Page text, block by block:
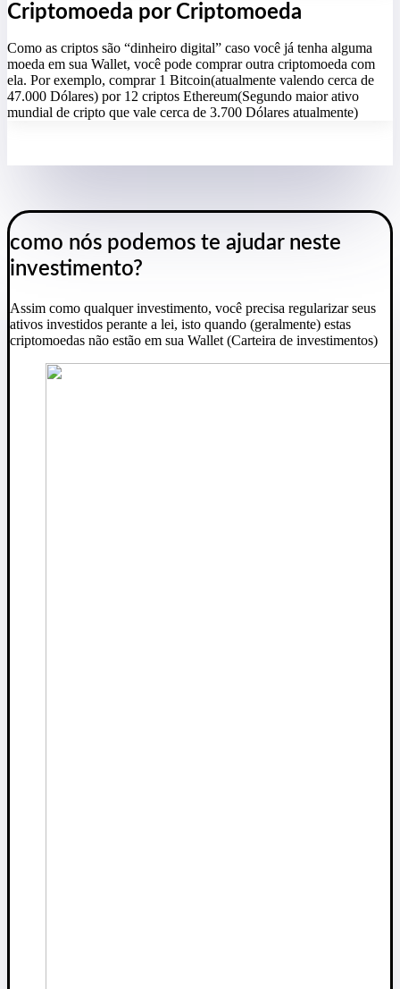
Criptomoeda por Criptomoeda
Como as criptos são “dinheiro digital” caso você já tenha alguma
moeda em sua Wallet, você pode comprar outra criptomoeda com
ela. Por exemplo, comprar 1 Bitcoin(atualmente valendo cerca de
47.000 Dólares) por 12 criptos Ethereum(Segundo maior ativo
mundial de cripto que vale cerca de 3.700 Dólares atualmente)
como nós podemos te ajudar neste
investimento?
Assim como qualquer investimento, você precisa regularizar seus
ativos investidos perante a lei, isto quando (geralmente) estas
criptomoedas não estão em sua Wallet (Carteira de investimentos)